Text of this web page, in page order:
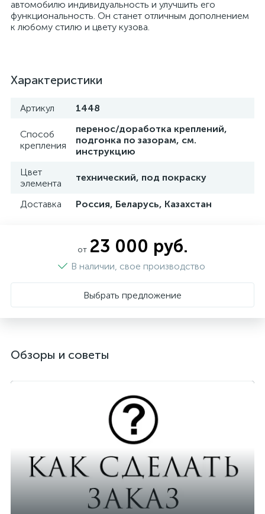
автомобилю индивидуальность и улучшить его
функциональность. Он станет отличным дополнением
к любому стилю и цвету кузова.
Характеристики
Артикул 1448
Способ
крепления
перенос/доработка креплений,
подгонка по зазорам, см.
инструкцию
Цвет
элемента
технический, под покраску
Доставка Россия, Беларусь, Казахстан
от 23 000 руб.
В наличии, свое производство
Выбрать предложение
Обзоры и советы